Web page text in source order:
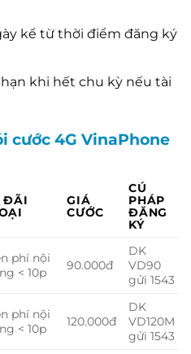
kể từ thời điểm đăng ký
khi hết chu kỳ nếu tài
cước 4G VinaPhone
ĐÃI
GIÁ
CƯỚC
CÚ
PHÁP
ĐĂNG
KÝ
phí nội
< 10p
90.000đ
DK
VD90
gửi 1543
phí nội
< 10p
120.000đ
DK
VD120M
gửi 1543